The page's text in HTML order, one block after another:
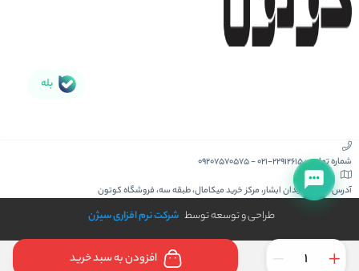
افزودن به سبد خرید
بله
شماره تماس :021-22912615
-
09207570575
آدرس :کیش، میدان ابشار، مرکز خرید میکامال، طبقه سه، فروشگاه کوتون
طراحی و توسعه توسط شرکت نرم افزاری سیژن